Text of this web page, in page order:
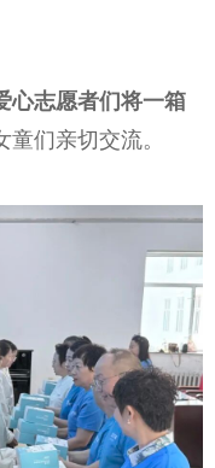
心志愿者们将一箱
童们亲切交流。